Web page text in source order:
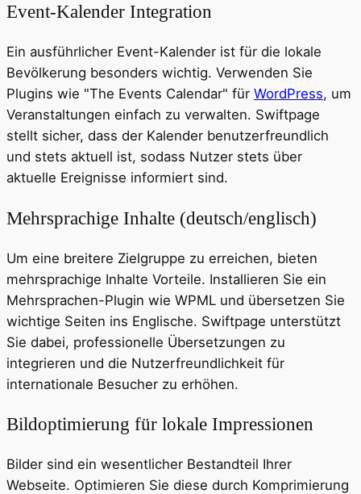
Event-Kalender Integration
Ein ausführlicher Event-Kalender ist für die lokale
Bevölkerung besonders wichtig. Verwenden Sie
Plugins wie "The Events Calendar" für WordPress, um
Veranstaltungen einfach zu verwalten. Swiftpage
stellt sicher, dass der Kalender benutzerfreundlich
und stets aktuell ist, sodass Nutzer stets über
aktuelle Ereignisse informiert sind.
Mehrsprachige Inhalte (deutsch/englisch)
Um eine breitere Zielgruppe zu erreichen, bieten
mehrsprachige Inhalte Vorteile. Installieren Sie ein
Mehrsprachen-Plugin wie WPML und übersetzen Sie
wichtige Seiten ins Englische. Swiftpage unterstützt
Sie dabei, professionelle Übersetzungen zu
integrieren und die Nutzerfreundlichkeit für
internationale Besucher zu erhöhen.
Bildoptimierung für lokale Impressionen
Bilder sind ein wesentlicher Bestandteil Ihrer
Webseite. Optimieren Sie diese durch Komprimierung